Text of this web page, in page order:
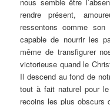
rendre présent,
ressentons comme
capable de nourrir les
même de transfigurer
victorieuse quand le
Il descend au fond de
tout à fait naturel pour
recoins les plus obscurs